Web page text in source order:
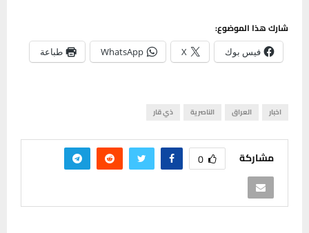
شارك هذا الموضوع:
فيس بوك X
WhatsApp طباعة
اخبار العراق الناصرية ذي قار
مشاركة 0